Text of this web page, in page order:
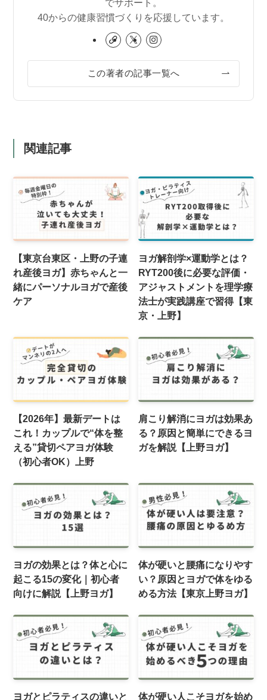
でサポート。
40からの健康習慣づくりを応援しています。
この著者の記事一覧へ
関連記事
【東京台東区・上野の子連
れ産後ヨガ】赤ちゃんと一
緒にパーソナルヨガで産後
ケア
ヨガ解剖学×運動学とは？
RYT200後に必要な評価・
アジャストメントを理学療
法士が実践講座で習得【東
京・上野】
【2026年】最新デートは
これ！カップルで“体を整
える”貸切ペアヨガ体験
（初心者OK）上野
肩こり解消にヨガは効果あ
る？原因と簡単にできるヨ
ガを解説【上野ヨガ】
ヨガの効果とは？体と心に
起こる15の変化｜初心者
向けに解説【上野ヨガ】
体が硬いと腰痛になりやす
い？原因とヨガで体をゆる
める方法【東京上野ヨガ】
ヨガとピラティスの違いと 体が硬い人こそヨガを始め